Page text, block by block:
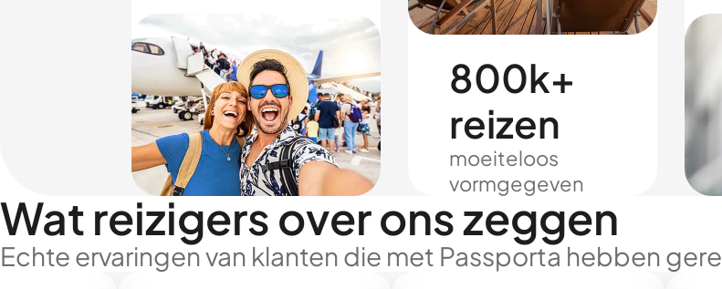
800k+
reizen
moeiteloos
vormgegeven
Wat reizigers over ons zeggen
Echte ervaringen van klanten die met Passporta hebben